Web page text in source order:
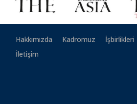
Hakkımızda Kadromuz İşbirlikleri
İletişim